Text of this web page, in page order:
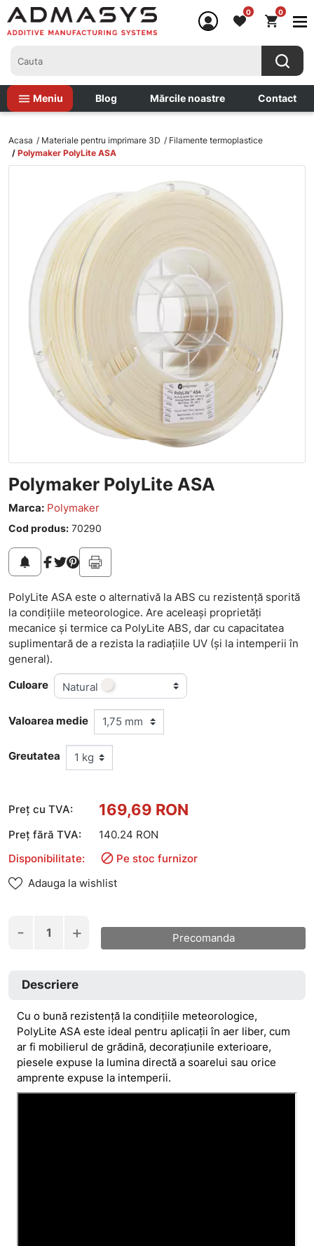
0 0
Meniu Blog Mărcile noastre Contact
Acasa Materiale pentru imprimare 3D
Filamente termoplastice
Polymaker PolyLite ASA
Polymaker PolyLite ASA
Marca: Polymaker
Cod produs: 70290
notifications
PolyLite ASA este o alternativă la ABS cu rezistență sporită
la condițiile meteorologice. Are aceleași proprietăți
mecanice și termice ca PolyLite ABS, dar cu capacitatea
suplimentară de a rezista la radiațiile UV (și la intemperii în
general).
Culoare
Natural
Valoarea medie
Greutatea
Preț cu TVA: 169,69 RON
Preț fără TVA:
140.24 RON
Disponibilitate:
 Pe stoc furnizor
Adauga la wishlist
- + Precomanda
Descriere
Cu o bună rezistență la condițiile meteorologice,
PolyLite ASA este ideal pentru aplicații în aer liber, cum
ar fi mobilierul de grădină, decorațiunile exterioare,
piesele expuse la lumina directă a soarelui sau orice
amprente expuse la intemperii.